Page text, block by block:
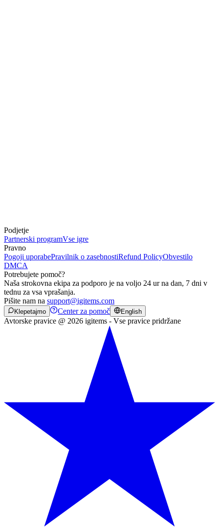
Podjetje
Partnerski programVse igre
Pravno
Pogoji uporabePravilnik o zasebnostiRefund PolicyObvestilo
DMCA
Potrebujete pomoč?
Naša strokovna ekipa za podporo je na voljo 24 ur na dan, 7 dni v
tednu za vsa vprašanja.
Pišite nam na support@igitems.com
Klepetajmo Center za pomoč English
Avtorske pravice @ 2026 igitems - Vse pravice pridržane